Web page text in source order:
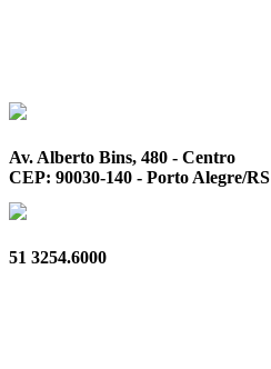
Av. Alberto Bins, 480 - Centro
CEP: 90030-140 - Porto Alegre/RS
51 3254.6000